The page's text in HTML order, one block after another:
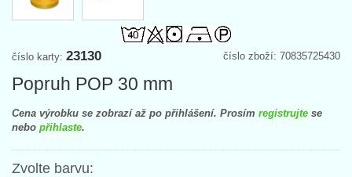
číslo zboží: 70835725430
číslo karty: 23130
Popruh POP 30 mm
Cena výrobku se zobrazí až po přihlášení. Prosím registrujte se
nebo přihlaste.
Zvolte barvu: